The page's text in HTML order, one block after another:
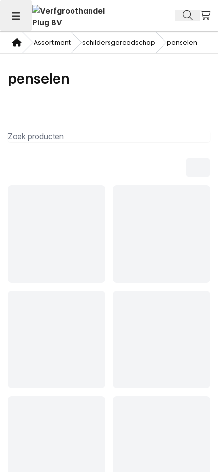
Hoofdmenu openen Zoek
ThuisAssortiment schildersgereedschap penselen
penselen